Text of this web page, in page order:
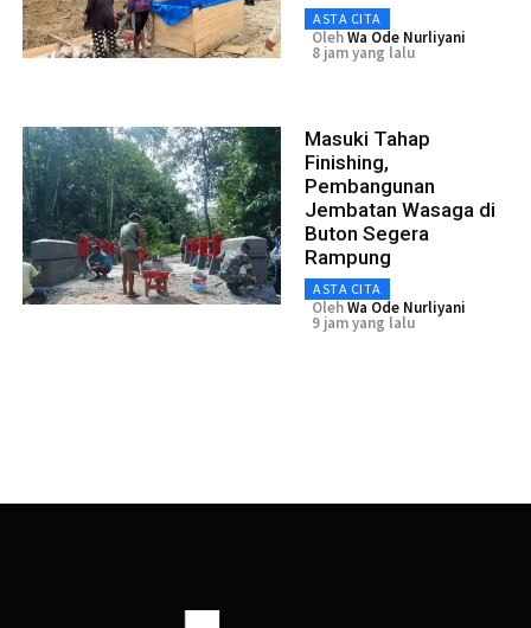
ASTA CITA
OlehWa Ode Nurliyani
8 jam yang lalu
Masuki Tahap
Finishing,
Pembangunan
Jembatan Wasaga di
Buton Segera
Rampung
ASTA CITA
OlehWa Ode Nurliyani
9 jam yang lalu